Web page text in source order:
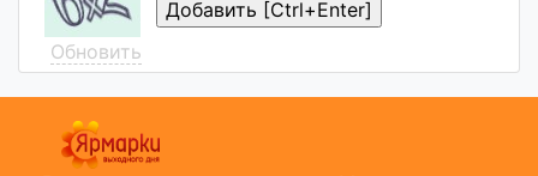
Обновить